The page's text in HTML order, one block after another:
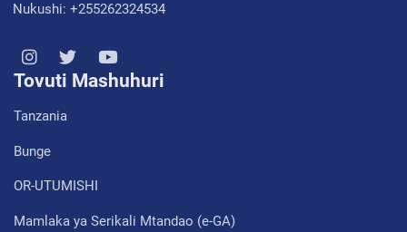
Nukushi: +255262324534
Tovuti Mashuhuri
Tanzania
Bunge
OR-UTUMISHI
Mamlaka ya Serikali Mtandao (e-GA)